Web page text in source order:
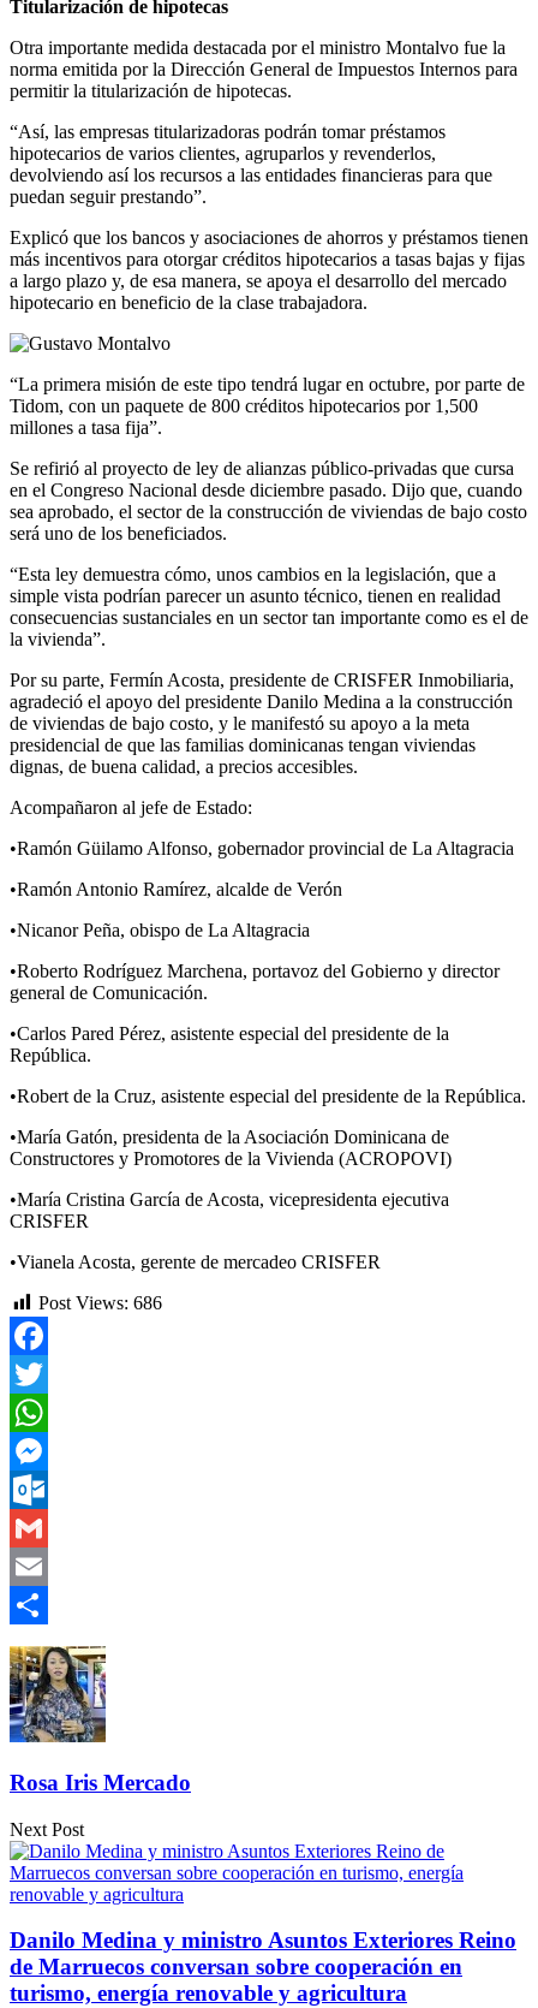
Titularización de hipotecas
Otra importante medida destacada por el ministro Montalvo fue la
norma emitida por la Dirección General de Impuestos Internos para
permitir la titularización de hipotecas.
“Así, las empresas titularizadoras podrán tomar préstamos
hipotecarios de varios clientes, agruparlos y revenderlos,
devolviendo así los recursos a las entidades financieras para que
puedan seguir prestando”.
Explicó que los bancos y asociaciones de ahorros y préstamos tienen
más incentivos para otorgar créditos hipotecarios a tasas bajas y fijas
a largo plazo y, de esa manera, se apoya el desarrollo del mercado
hipotecario en beneficio de la clase trabajadora.
“La primera misión de este tipo tendrá lugar en octubre, por parte de
Tidom, con un paquete de 800 créditos hipotecarios por 1,500
millones a tasa fija”.
Se refirió al proyecto de ley de alianzas público-privadas que cursa
en el Congreso Nacional desde diciembre pasado. Dijo que, cuando
sea aprobado, el sector de la construcción de viviendas de bajo costo
será uno de los beneficiados.
“Esta ley demuestra cómo, unos cambios en la legislación, que a
simple vista podrían parecer un asunto técnico, tienen en realidad
consecuencias sustanciales en un sector tan importante como es el de
la vivienda”.
Por su parte, Fermín Acosta, presidente de CRISFER Inmobiliaria,
agradeció el apoyo del presidente Danilo Medina a la construcción
de viviendas de bajo costo, y le manifestó su apoyo a la meta
presidencial de que las familias dominicanas tengan viviendas
dignas, de buena calidad, a precios accesibles.
Acompañaron al jefe de Estado:
•Ramón Güilamo Alfonso, gobernador provincial de La Altagracia
•Ramón Antonio Ramírez, alcalde de Verón
•Nicanor Peña, obispo de La Altagracia
•Roberto Rodríguez Marchena, portavoz del Gobierno y director
general de Comunicación.
•Carlos Pared Pérez, asistente especial del presidente de la
República.
•Robert de la Cruz, asistente especial del presidente de la República.
•María Gatón, presidenta de la Asociación Dominicana de
Constructores y Promotores de la Vivienda (ACROPOVI)
•María Cristina García de Acosta, vicepresidenta ejecutiva
CRISFER
•Vianela Acosta, gerente de mercadeo CRISFER
Post Views: 686
Facebook
Twitter
WhatsApp
Messenger
Outlook.com
Gmail
Email
Compartir
Rosa Iris Mercado
Next Post
Danilo Medina y ministro Asuntos Exteriores Reino
de Marruecos conversan sobre cooperación en
turismo, energía renovable y agricultura